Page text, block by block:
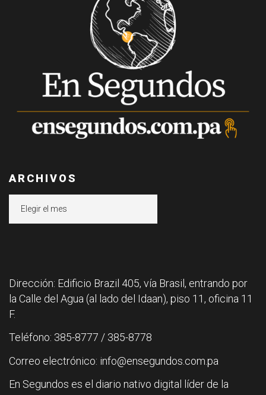
ARCHIVOS
Dirección: Edificio Brazil 405, vía Brasil, entrando por
la Calle del Agua (al lado del Idaan), piso 11, oficina 11
F.
Teléfono: 385-8777 / 385-8778
Correo electrónico: info@ensegundos.com.pa
En Segundos es el diario nativo digital líder de la